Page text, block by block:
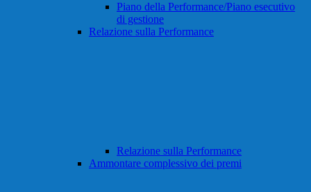
Piano della Performance/Piano esecutivo
di gestione
Relazione sulla Performance
Relazione sulla Performance
Ammontare complessivo dei premi